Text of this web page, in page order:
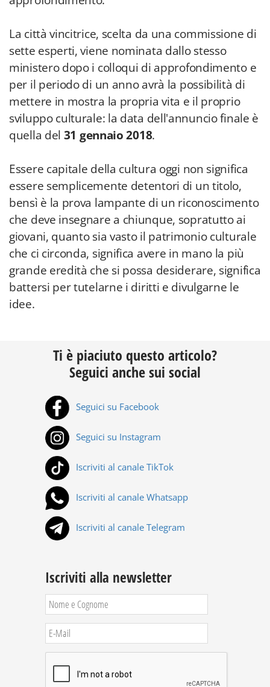
La città vincitrice, scelta da una commissione di
sette esperti, viene nominata dallo stesso
ministero dopo i colloqui di approfondimento e
per il periodo di un anno avrà la possibilità di
mettere in mostra la propria vita e il proprio
sviluppo culturale: la data dell'annuncio finale è
quella del 31 gennaio 2018.
Essere capitale della cultura oggi non significa
essere semplicemente detentori di un titolo,
bensì è la prova lampante di un riconoscimento
che deve insegnare a chiunque, sopratutto ai
giovani, quanto sia vasto il patrimonio culturale
che ci circonda, significa avere in mano la più
grande eredità che si possa desiderare, significa
battersi per tutelarne i diritti e divulgarne le
idee.
Ti è piaciuto questo articolo?
Seguici anche sui social
Seguici su Facebook
Seguici su Instagram
Iscriviti al canale TikTok
Iscriviti al canale Whatsapp
Iscriviti al canale Telegram
Iscriviti alla newsletter